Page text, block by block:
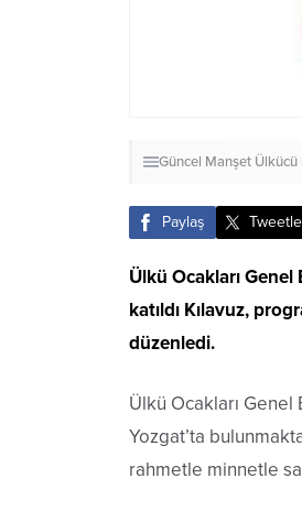
Güncel Manşet Ülkücü
Paylaş Tweetle
Ülkü Ocakları
katıldı Kılavuz,
düzenledi.
Ülkü Ocakları Genel
Yozgat’ta
rahmetle minnetle